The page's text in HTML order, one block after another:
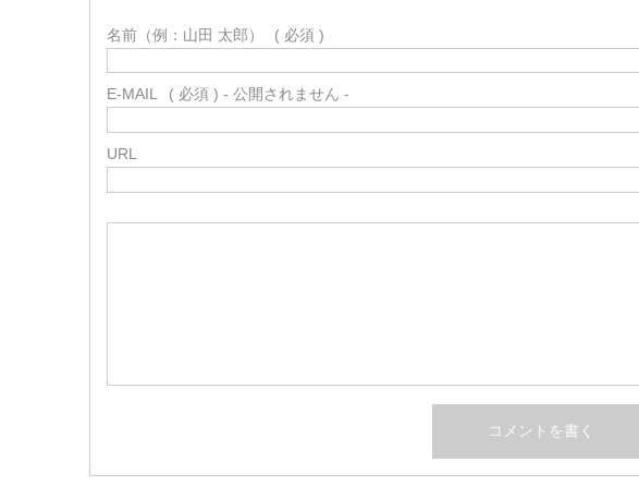
名前（例：山田 太郎） ( 必須 )
E-MAIL ( 必須 ) - 公開されません -
URL